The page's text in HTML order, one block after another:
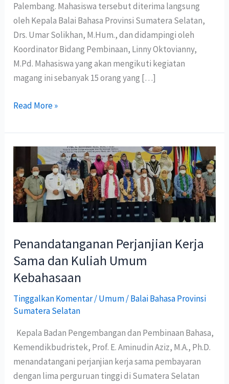
Palembang. Mahasiswa tersebut diterima langsung
oleh Kepala Balai Bahasa Provinsi Sumatera Selatan,
Drs. Umar Solikhan, M.Hum., dan didampingi oleh
Koordinator Bidang Pembinaan, Linny Oktovianny,
M.Pd. Mahasiswa yang akan mengikuti kegiatan
magang ini sebanyak 15 orang yang […]
Read More »
Penandatanganan Perjanjian Kerja
Sama dan Kuliah Umum
Kebahasaan
Tinggalkan Komentar/Umum/Balai Bahasa Provinsi
Sumatera Selatan
Kepala Badan Pengembangan dan Pembinaan Bahasa,
Kemendikbudristek, Prof. E. Aminudin Aziz, M.A., Ph.D.
menandatangani perjanjian kerja sama pembayaran
dengan lima perguruan tinggi di Sumatera Selatan
Penandatanganan
Perjanjian
Kerja
Sama
dan
Kuliah
Umum
Kebahasaan